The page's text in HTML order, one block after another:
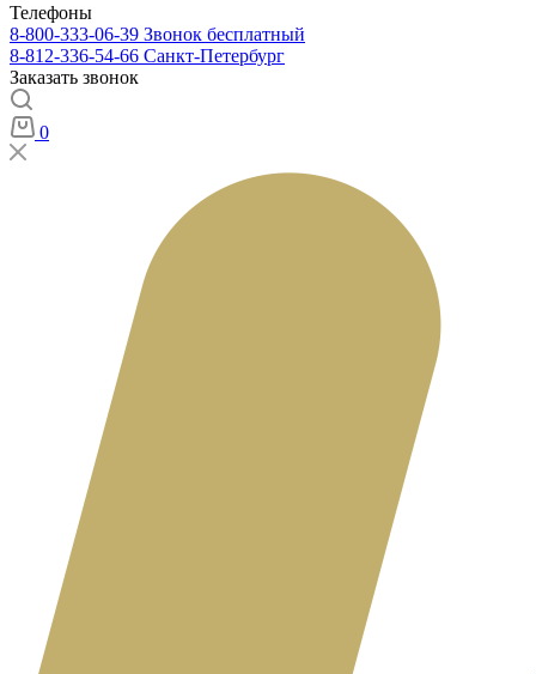
Телефоны
8-800-333-06-39 Звонок бесплатный
8-812-336-54-66 Санкт-Петербург
Заказать звонок
0